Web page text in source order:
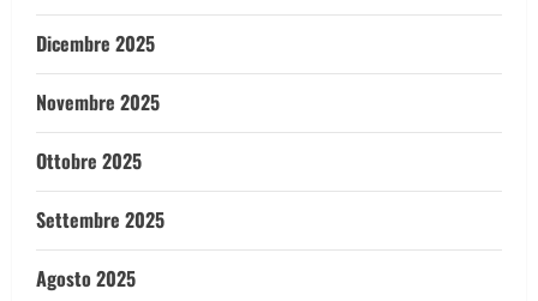
Dicembre 2025
Novembre 2025
Ottobre 2025
Settembre 2025
Agosto 2025